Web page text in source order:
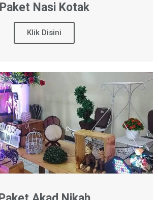
Paket Nasi Kotak
Klik Disini